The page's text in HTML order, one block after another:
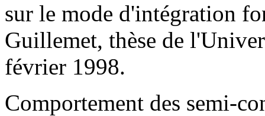
sur le mode d'intégration
Guillemet, thèse de
février 1998.
Comportement des semi-